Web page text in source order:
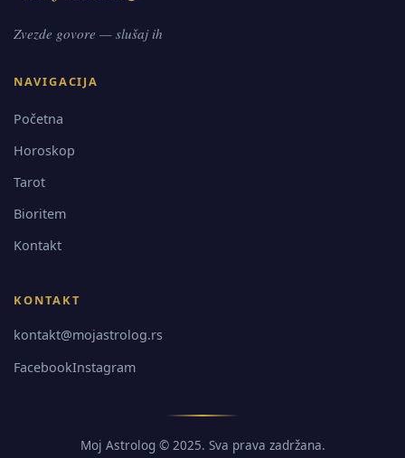
Zvezde govore — slušaj ih
NAVIGACIJA
Početna
Horoskop
Tarot
Bioritem
Kontakt
KONTAKT
kontakt@mojastrolog.rs
FacebookInstagram
Moj Astrolog © 2025. Sva prava zadržana.